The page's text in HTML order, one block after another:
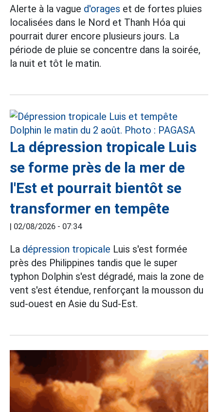
Alerte à la vague d'orages et de fortes pluies
localisées dans le Nord et Thanh Hóa qui
pourrait durer encore plusieurs jours. La
période de pluie se concentre dans la soirée,
la nuit et tôt le matin.
La dépression tropicale Luis
se forme près de la mer de
l'Est et pourrait bientôt se
transformer en tempête
| 02/08/2026 - 07:34
La dépression tropicale Luis s'est formée
près des Philippines tandis que le super
typhon Dolphin s'est dégradé, mais la zone de
vent s'est étendue, renforçant la mousson du
sud-ouest en Asie du Sud-Est.